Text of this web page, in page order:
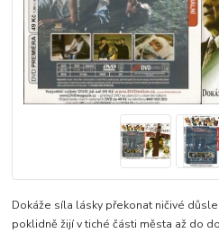
Dokáže síla lásky překonat ničivé
poklidně žijí v tiché části města až do